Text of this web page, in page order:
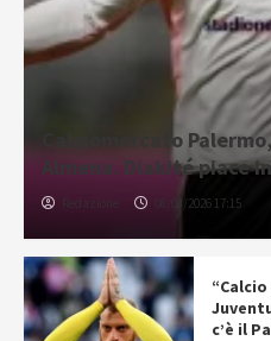
Calciomercato
Almena. Diakité piace
08/08/2026 17:15
c’è il